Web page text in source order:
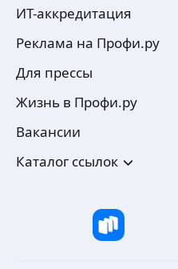
ИТ-аккредитация
Реклама на Профи.ру
Для прессы
Жизнь в Профи.ру
Вакансии
Каталог ссылок